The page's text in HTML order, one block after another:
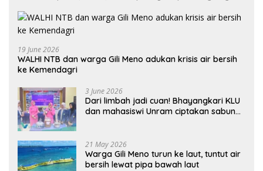
19 June 2026
WALHI NTB dan warga Gili Meno adukan krisis air bersih
ke Kemendagri
3 June 2026
Dari limbah jadi cuan! Bhayangkari KLU
dan mahasiswi Unram ciptakan sabun
21 May 2026
Warga Gili Meno turun ke laut, tuntut air
bersih lewat pipa bawah laut